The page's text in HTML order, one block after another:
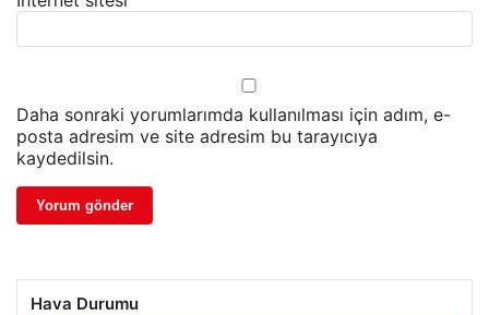
Daha sonraki yorumlarımda kullanılması için adım, e-
posta adresim ve site adresim bu tarayıcıya
kaydedilsin.
Hava Durumu